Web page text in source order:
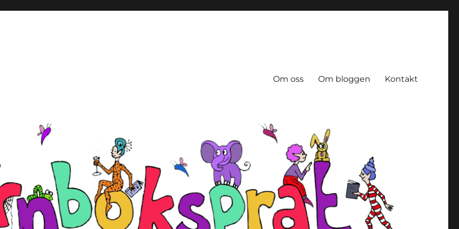
Om oss Om bloggen Kontakt